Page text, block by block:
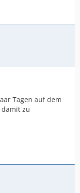
Tagen auf dem
zu